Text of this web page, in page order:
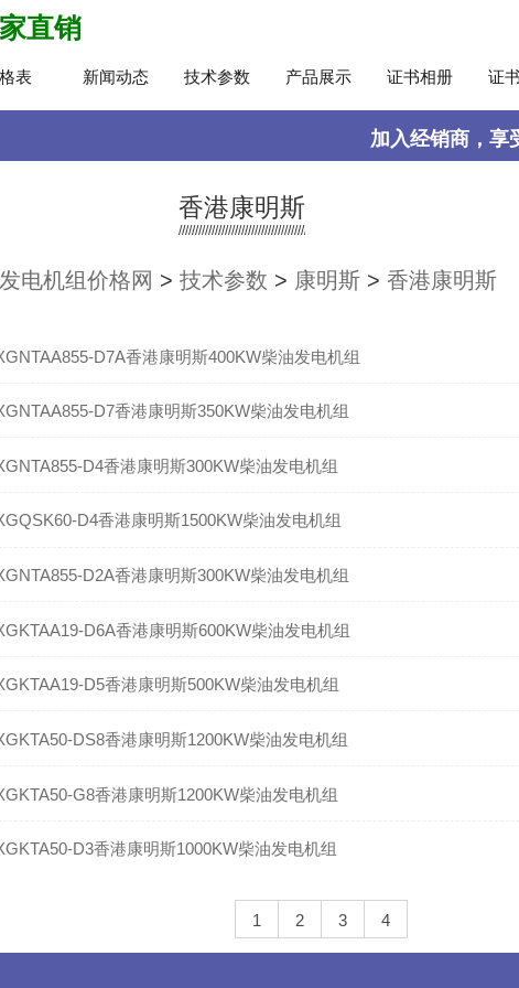
直销
表 新闻动态 技术参数 产品展示 证书相册 证
加入经销商，享
香港康明斯
电机组价格网 > 技术参数 > 康明斯> 香港康明斯
D7A香港康明斯400KW柴油发电机组
D7香港康明斯350KW柴油发电机组
D4香港康明斯300KW柴油发电机组
D4香港康明斯1500KW柴油发电机组
D2A香港康明斯300KW柴油发电机组
D6A香港康明斯600KW柴油发电机组
D5香港康明斯500KW柴油发电机组
DS8香港康明斯1200KW柴油发电机组
G8香港康明斯1200KW柴油发电机组
D3香港康明斯1000KW柴油发电机组
1 2 3 4